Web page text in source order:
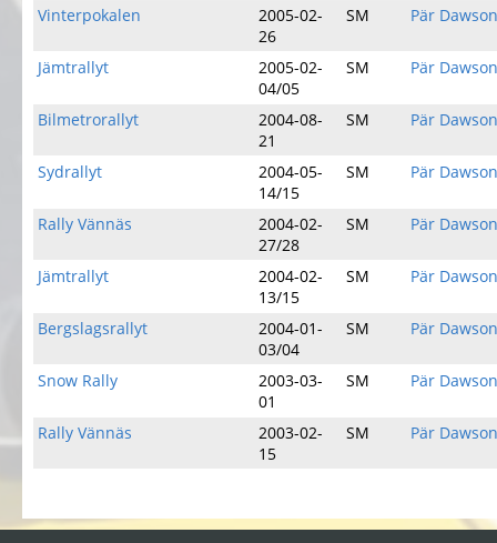
Vinterpokalen
2005-02-
26
SM Pär Dawson
Jämtrallyt
2005-02-
04/05
SM Pär Dawson
Bilmetrorallyt
2004-08-
21
SM Pär Dawson
Sydrallyt
2004-05-
14/15
SM Pär Dawson
Rally Vännäs
2004-02-
27/28
SM Pär Dawson
Jämtrallyt
2004-02-
13/15
SM Pär Dawson
Bergslagsrallyt
2004-01-
03/04
SM Pär Dawson
Snow Rally
2003-03-
01
SM Pär Dawson
Rally Vännäs
2003-02-
15
SM Pär Dawson